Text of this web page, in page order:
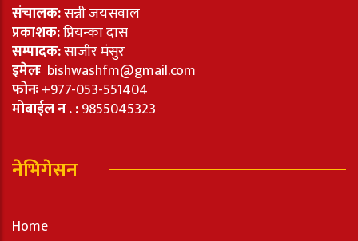
संचालक:सन्नी जयसवाल
प्रकाशक:प्रियन्का दास
सम्पादक:साजीर मंसुर
इमेलः bishwashfm@gmail.com
फोनः+977-053-551404
मोबाईल न . :9855045323
नेभिगेसन
Home